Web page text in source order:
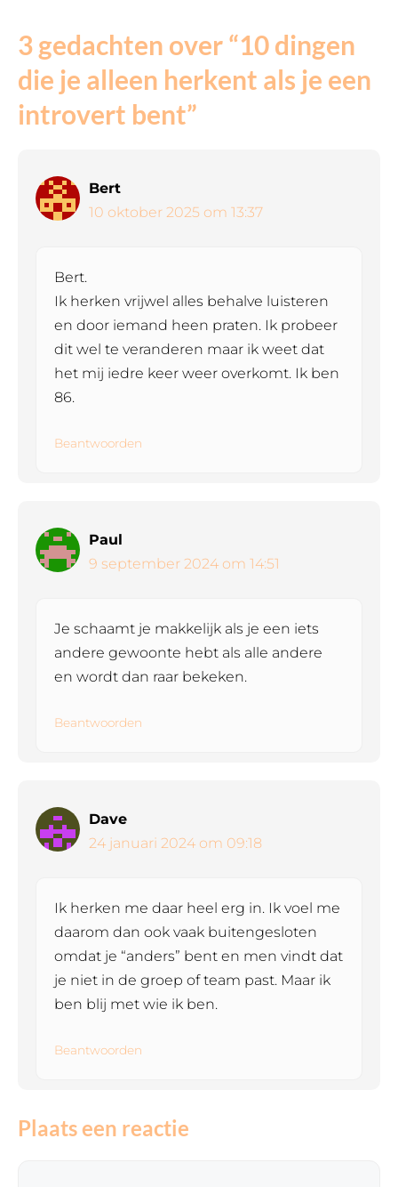
3 gedachten over “10 dingen
die je alleen herkent als je een
introvert bent”
Bert
10 oktober 2025 om 13:37
Bert.
Ik herken vrijwel alles behalve luisteren
en door iemand heen praten. Ik probeer
dit wel te veranderen maar ik weet dat
het mij iedre keer weer overkomt. Ik ben
86.
Beantwoorden
Paul
9 september 2024 om 14:51
Je schaamt je makkelijk als je een iets
andere gewoonte hebt als alle andere
en wordt dan raar bekeken.
Beantwoorden
Dave
24 januari 2024 om 09:18
Ik herken me daar heel erg in. Ik voel me
daarom dan ook vaak buitengesloten
omdat je “anders” bent en men vindt dat
je niet in de groep of team past. Maar ik
ben blij met wie ik ben.
Beantwoorden
Plaats een reactie